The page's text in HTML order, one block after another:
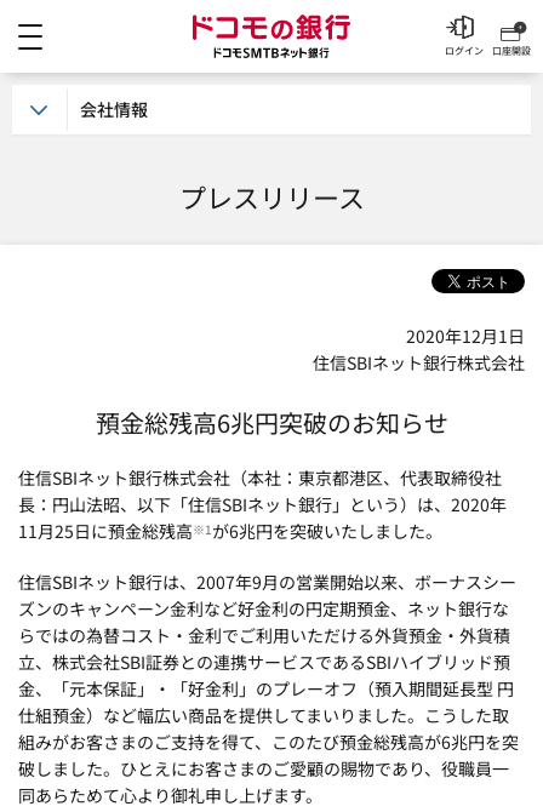
ドコモの銀行 ドコモ
口座開設
ログイン
プレスリリース
2020年12月1日
住信SBIネット銀行株式会社
預金総残高6兆円突破のお知らせ
住信SBIネット銀行株式会社（本社：東京都港区、代表取締役社
長：円山法昭、以下「住信SBIネット銀行」という）は、2020年
11月25日に預金総残高※1が6兆円を突破いたしました。
住信SBIネット銀行は、2007年9月の営業開始以来、ボーナスシー
ズンのキャンペーン金利など好金利の円定期預金、ネット銀行な
らではの為替コスト・金利でご利用いただける外貨預金・外貨積
立、株式会社SBI証券との連携サービスであるSBIハイブリッド預
金、「元本保証」・「好金利」のプレーオフ（預入期間延長型 円
仕組預金）など幅広い商品を提供してまいりました。こうした取
組みがお客さまのご支持を得て、このたび預金総残高が6兆円を突
破しました。ひとえにお客さまのご愛顧の賜物であり、役職員一
同あらためて心より御礼申し上げます。
会社情報